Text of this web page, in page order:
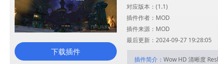
下载插件
对应版本：(1.1)
插件作者：MOD
插件来源：MOD
最后更新：2024-09-27 19:28:05
插件简介： Wow HD 清晰度